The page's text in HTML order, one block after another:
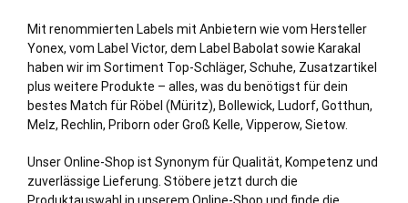
Mit renommierten Labels mit Anbietern wie vom Hersteller
Yonex, vom Label Victor, dem Label Babolat sowie Karakal
haben wir im Sortiment Top-Schläger, Schuhe, Zusatzartikel
plus weitere Produkte – alles, was du benötigst für dein
bestes Match für Röbel (Müritz), Bollewick, Ludorf, Gotthun,
Melz, Rechlin, Priborn oder Groß Kelle, Vipperow, Sietow.
Unser Online-Shop ist Synonym für Qualität, Kompetenz und
zuverlässige Lieferung. Stöbere jetzt durch die
Produktauswahl in unserem Online-Shop und finde die